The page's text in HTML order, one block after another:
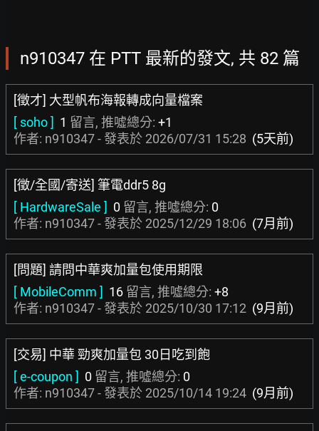
n910347 在 PTT 最新的發文, 共 82 篇
[徵才] 大型帆布海報轉成向量檔案
[ soho ] 1 留言, 推噓總分: +1
作者: n910347 - 發表於 2026/07/31 15:28 (5天前)
[徵/全國/寄送] 筆電ddr5 8g
[ HardwareSale ] 0 留言, 推噓總分: 0
作者: n910347 - 發表於 2025/12/29 18:06 (7月前)
[問題] 請問中華爽加量包使用期限
[ MobileComm ] 16 留言, 推噓總分: +8
作者: n910347 - 發表於 2025/10/30 17:12 (9月前)
[交易] 中華 勁爽加量包 30日吃到飽
[ e-coupon ] 0 留言, 推噓總分: 0
作者: n910347 - 發表於 2025/10/14 19:24 (9月前)